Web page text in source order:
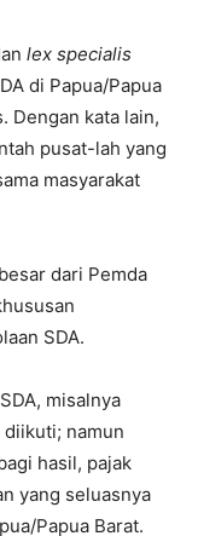
lex specialis
di Papua/Papua
Dengan kata lain,
pusat-lah yang
masyarakat
dari Pemda
SDA.
misalnya
namun
hasil, pajak
yang seluasnya
Papua Barat.